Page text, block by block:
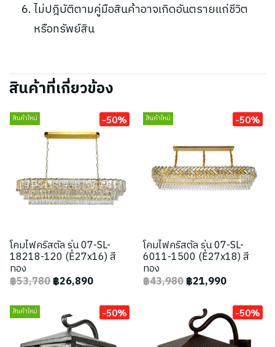
ไม่ปฎิบัติตามคู่มือสินค้าอาจเกิดอันตรายแก่ชีวิต
หรือทรัพย์สิน
สินค้าที่เกี่ยวข้อง
สินค้าใหม่ -50%
โคมไฟคริสตัล รุ่น 07-SL-
18218-120 (E27x16) สี
ทอง
฿53,780฿26,890
สินค้าใหม่ -50%
โคมไฟคริสตัล รุ่น 07-SL-
6011-1500 (E27x18) สี
ทอง
฿43,980฿21,990
สินค้าใหม่ -50% -50%